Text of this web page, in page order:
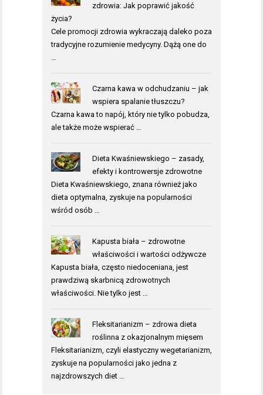
zdrowia: Jak poprawić jakość
życia?
Cele promocji zdrowia wykraczają daleko poza
tradycyjne rozumienie medycyny. Dążą one do
…
Czarna kawa w odchudzaniu – jak
wspiera spalanie tłuszczu?
Czarna kawa to napój, który nie tylko pobudza,
ale także może wspierać …
Dieta Kwaśniewskiego – zasady,
efekty i kontrowersje zdrowotne
Dieta Kwaśniewskiego, znana również jako
dieta optymalna, zyskuje na popularności
wśród osób …
Kapusta biała – zdrowotne
właściwości i wartości odżywcze
Kapusta biała, często niedoceniana, jest
prawdziwą skarbnicą zdrowotnych
właściwości. Nie tylko jest …
Fleksitarianizm – zdrowa dieta
roślinna z okazjonalnym mięsem
Fleksitarianizm, czyli elastyczny wegetarianizm,
zyskuje na popularności jako jedna z
najzdrowszych diet …